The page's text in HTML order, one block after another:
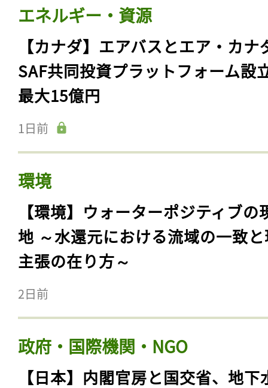
エネルギー・資源
【カナダ】エアバスとエア・カナ
SAF共同投資プラットフォーム設
最大15億円
1日前
環境
【環境】ウォーターポジティブの
地 ～水還元における流域の一致
主張の在り方～
2日前
政府・国際機関・NGO
【日本】内閣官房と国交省、地下